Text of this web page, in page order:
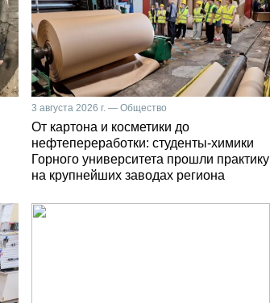
3 августа 2026 г. — Общество
От картона и косметики до
нефтепереработки: студенты-химики
Горного университета прошли практику
на крупнейших заводах региона